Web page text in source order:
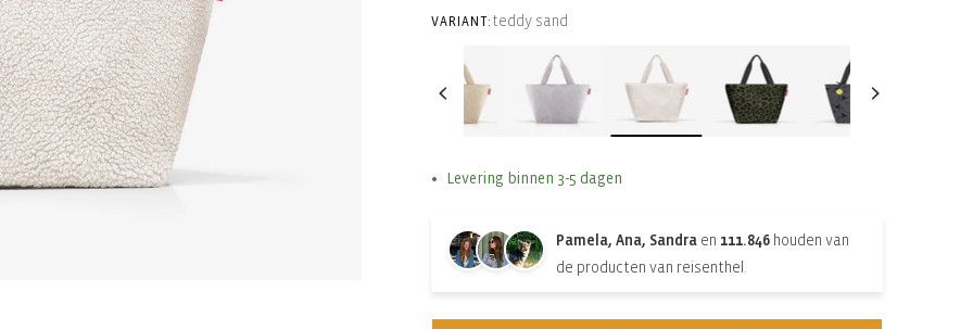
VARIANT: teddy sand
Levering binnen 3-5 dagen
Pamela, Ana, Sandra en 111.846 houden van
de producten van reisenthel.